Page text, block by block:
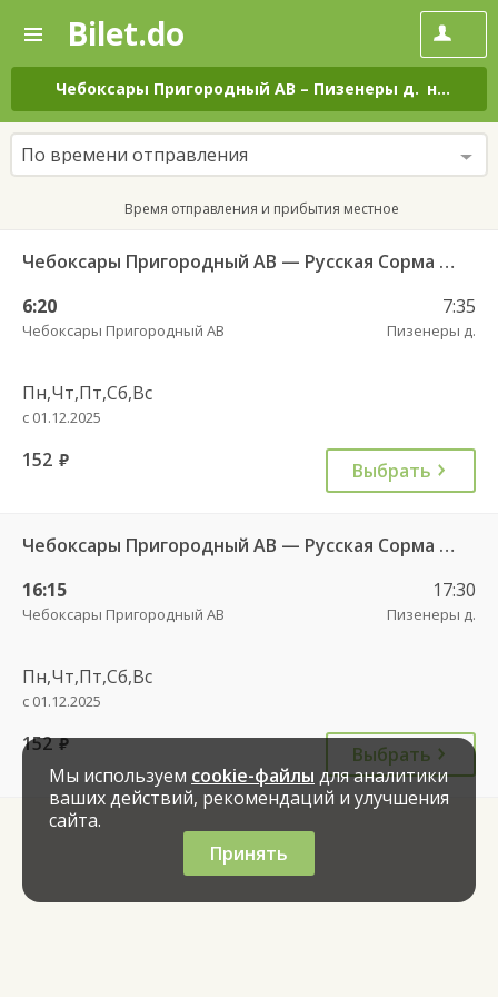
—
Поиск
и
покупка
билетов
на
автобус
онлайн
Bilet.do
Чебоксары Пригородный АВ – Пизенеры д. на все дни
По времени отправления
Время отправления и прибытия местное
Чебоксары Пригородный АВ — Русская Сорма с. 128
6:20
Чебоксары Пригородный АВ
7:35
Пизенеры д.
Пн,Чт,Пт,Сб,Вс
с 01.12.2025
152 руб. Выбрать
Чебоксары Пригородный АВ — Русская Сорма с. 128
16:15
Чебоксары Пригородный АВ
17:30
Пизенеры д.
Пн,Чт,Пт,Сб,Вс
с 01.12.2025
152 руб.
Выбрать
Мы используем cookie-файлы для аналитики
ваших действий, рекомендаций и улучшения
сайта.
Принять